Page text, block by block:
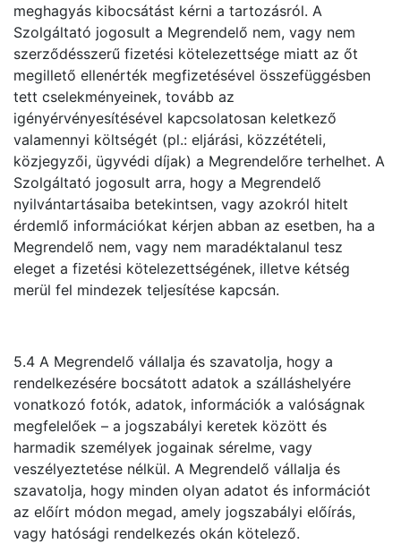
meghagyás kibocsátást kérni a tartozásról. A
Szolgáltató jogosult a Megrendelő nem, vagy nem
szerződésszerű fizetési kötelezettsége miatt az őt
megillető ellenérték megfizetésével összefüggésben
tett cselekményeinek, tovább az
igényérvényesítésével kapcsolatosan keletkező
valamennyi költségét (pl.: eljárási, közzétételi,
közjegyzői, ügyvédi díjak) a Megrendelőre terhelhet. A
Szolgáltató jogosult arra, hogy a Megrendelő
nyilvántartásaiba betekintsen, vagy azokról hitelt
érdemlő információkat kérjen abban az esetben, ha a
Megrendelő nem, vagy nem maradéktalanul tesz
eleget a fizetési kötelezettségének, illetve kétség
merül fel mindezek teljesítése kapcsán.
5.4 A Megrendelő vállalja és szavatolja, hogy a
rendelkezésére bocsátott adatok a szálláshelyére
vonatkozó fotók, adatok, információk a valóságnak
megfelelőek – a jogszabályi keretek között és
harmadik személyek jogainak sérelme, vagy
veszélyeztetése nélkül. A Megrendelő vállalja és
szavatolja, hogy minden olyan adatot és információt
az előírt módon megad, amely jogszabályi előírás,
vagy hatósági rendelkezés okán kötelező.